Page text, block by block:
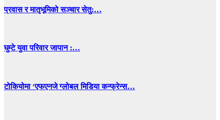
प्रवास र मातृभूमिको सञ्चार सेतु:…
घुम्टे युवा परिवार जापान :…
टोकियोमा ‘एफएनजे ग्लोबल मिडिया कन्फ्रेन्स…